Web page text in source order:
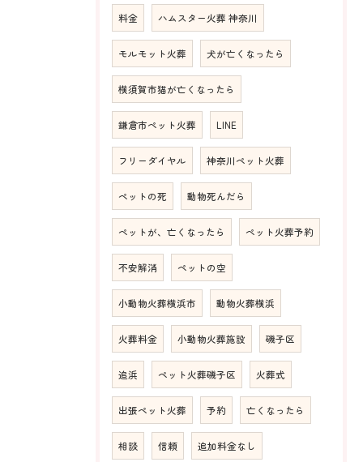
料金 ハムスター火葬 神奈川
モルモット火葬 犬が亡くなったら
横須賀市猫が亡くなったら
鎌倉市ペット火葬 LINE
フリーダイヤル 神奈川ペット火葬
ペットの死 動物死んだら
ペットが、亡くなったら ペット火葬予約
不安解消 ペットの空
小動物火葬横浜市 動物火葬横浜
火葬料金 小動物火葬施設 磯子区
追浜 ペット火葬磯子区 火葬式
出張ペット火葬 予約 亡くなったら
相談 信頼 追加料金なし